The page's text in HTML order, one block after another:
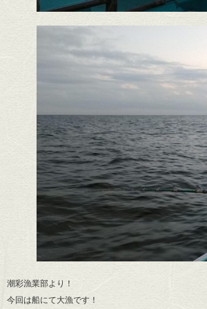
潮彩漁業部より！
今回は船にて大漁です！